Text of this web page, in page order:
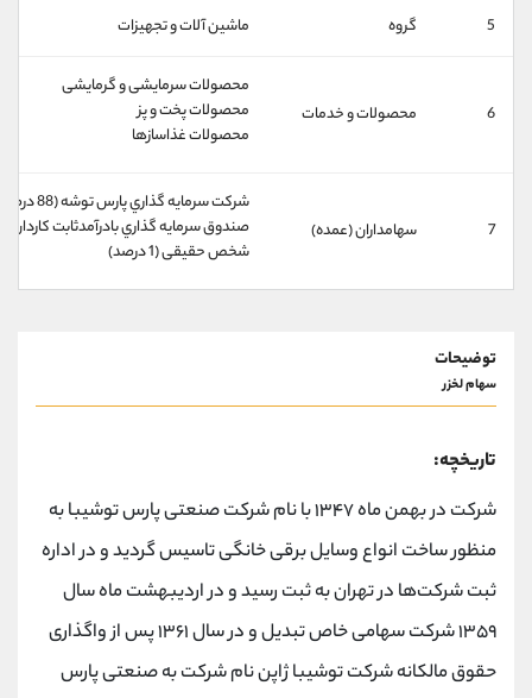
5 گروه ماشين آلات و تجهيزات
6 محصولات و خدمات
محصولات سرمایشی و گرمایشی
محصولات پخت و پز
محصولات غذاسازها
7 سهامداران (عمده)
شركت سرمايه گذاري پارس توشه (88 درصد)
صندوق سرمايه گذاري بادرآمدثابت كاردان (3 درصد)
شخص حقیقی (1 درصد)
توضیحات
سهام لخزر
تاریخچه:
شرکت در بهمن ماه ۱۳۴۷ با نام شرکت صنعتی پارس توشیبا به
منظور ساخت انواع وسایل برقی خانگی تاسیس گردید و در اداره
ثبت شرکت‌ها در تهران به ثبت رسید و در اردیبهشت ماه سال
۱۳۵۹ شرکت سهامی خاص تبدیل و در سال ۱۳۶۱ پس از واگذاری
حقوق مالکانه شرکت توشیبا ژاپن نام شرکت به صنعتی پارس